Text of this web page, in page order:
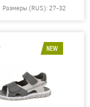
Размеры (RUS): 27-32
NEW